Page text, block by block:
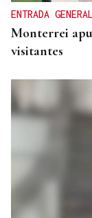
ENTRADA
Monterrei
visitantes